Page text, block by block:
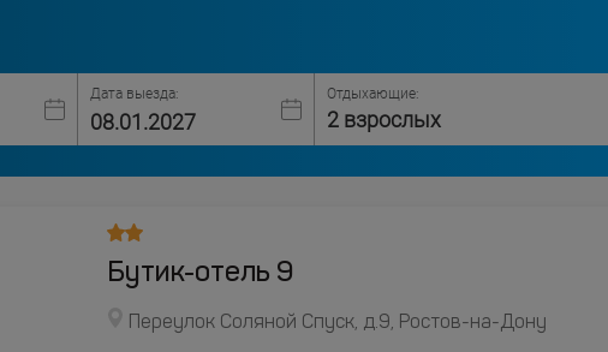
Дата выезда: Отдыхающие:
2 взрослых
Бутик-отель 9
Переулок Соляной Спуск, д.9, Ростов-на-Дону